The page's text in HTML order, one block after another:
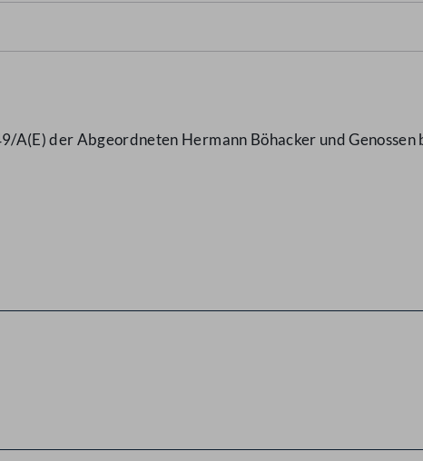
A(E) der Abgeordneten Hermann Böhacker und